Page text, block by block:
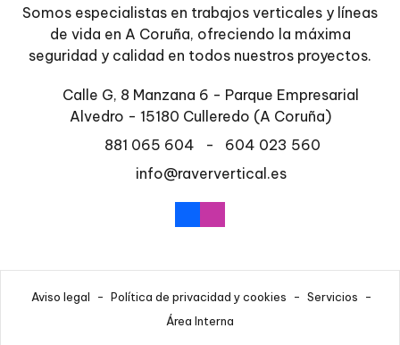
Somos especialistas en trabajos verticales y líneas
de vida en A Coruña, ofreciendo la máxima
seguridad y calidad en todos nuestros proyectos.
Calle G, 8 Manzana 6 - Parque Empresarial
Alvedro - 15180 Culleredo (A Coruña)
881 065 604
-
604 023 560
info@raververtical.es
Aviso legal - Política de privacidad y cookies - Servicios
-
Área Interna